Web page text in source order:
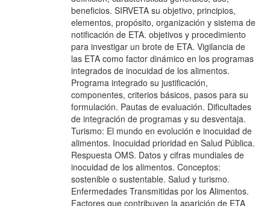
beneficios. SIRVETA su objetivo, principios,
elementos, propósito, organización y sistema de
notificación de ETA. objetivos y procedimiento
para investigar un brote de ETA. Vigilancia de
las ETA como factor dinámico en los programas
integrados de inocuidad de los alimentos.
Programa integrado su justificación,
componentes, criterios básicos, pasos para su
formulación. Pautas de evaluación. Dificultades
de integración de programas y su desventaja.
Turismo: El mundo en evolución e inocuidad de
alimentos. Inocuidad prioridad en Salud Pública.
Respuesta OMS. Datos y cifras mundiales de
inocuidad de los alimentos. Conceptos:
sostenible o sustentable. Salud y turismo.
Enfermedades Transmitidas por los Alimentos.
Factores que contribuyen la aparición de ETA